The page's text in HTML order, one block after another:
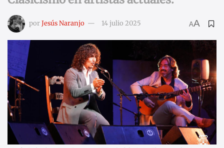
porJesús Naranjo 14 julio 2025 AA